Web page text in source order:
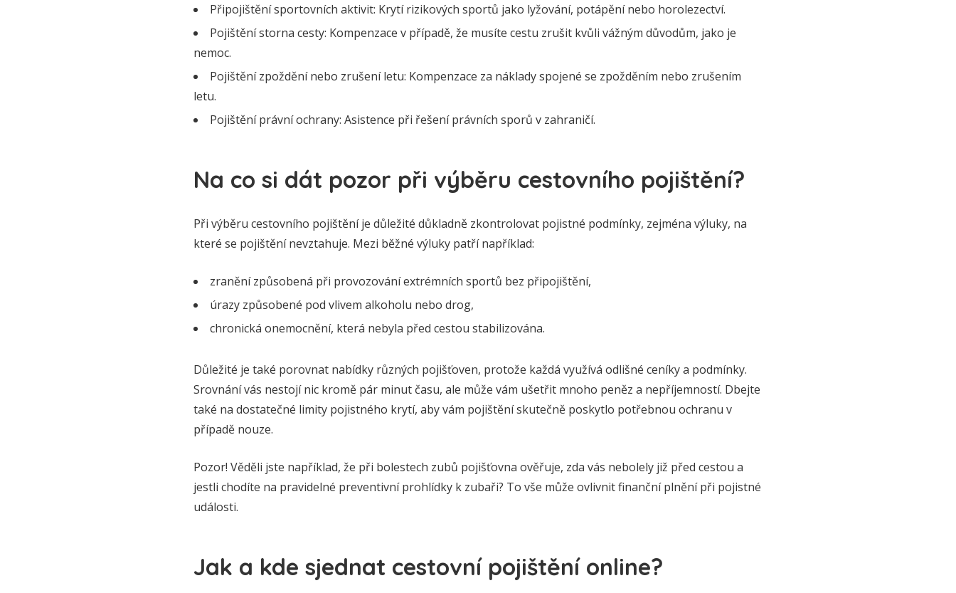
Připojištění sportovních aktivit: Krytí rizikových sportů jako lyžování, potápění nebo horolezectví.
Pojištění storna cesty: Kompenzace v případě, že musíte cestu zrušit kvůli vážným důvodům, jako je
nemoc.
Pojištění zpoždění nebo zrušení letu: Kompenzace za náklady spojené se zpožděním nebo zrušením
letu.
Pojištění právní ochrany: Asistence při řešení právních sporů v zahraničí.
Na co si dát pozor při výběru cestovního pojištění?
Při výběru cestovního pojištění je důležité důkladně zkontrolovat pojistné podmínky, zejména výluky, na
které se pojištění nevztahuje. Mezi běžné výluky patří například:
zranění způsobená při provozování extrémních sportů bez připojištění,
úrazy způsobené pod vlivem alkoholu nebo drog,
chronická onemocnění, která nebyla před cestou stabilizována.
Důležité je také porovnat nabídky různých pojišťoven, protože každá využívá odlišné ceníky a podmínky.
Srovnání vás nestojí nic kromě pár minut času, ale může vám ušetřit mnoho peněz a nepříjemností. Dbejte
také na dostatečné limity pojistného krytí, aby vám pojištění skutečně poskytlo potřebnou ochranu v
případě nouze.
Pozor! Věděli jste například, že při bolestech zubů pojišťovna ověřuje, zda vás nebolely již před cestou a
jestli chodíte na pravidelné preventivní prohlídky k zubaři? To vše může ovlivnit finanční plnění při pojistné
události.
Jak a kde sjednat cestovní pojištění online?